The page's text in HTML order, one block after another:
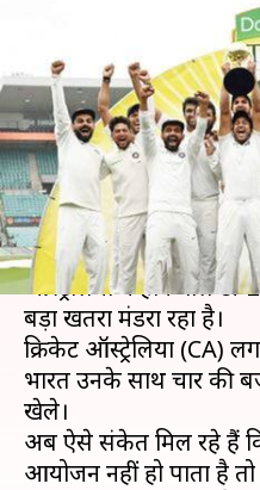
टी-20 विश्वकप
दौरे पर
भारत
लेखन Neeraj Pandey Apr 29,
क्या है खबर?
कोरोना वायरस के कारण
ऑस्ट्रेलिया में होने वाले
बड़ा खतरा मंडरा रहा है।
क्रिकेट ऑस्ट्रेलिया (CA)
भारत उनके साथ चार की
खेले।
अब ऐसे संकेत मिल रहे हैं
आयोजन नहीं हो पाता है